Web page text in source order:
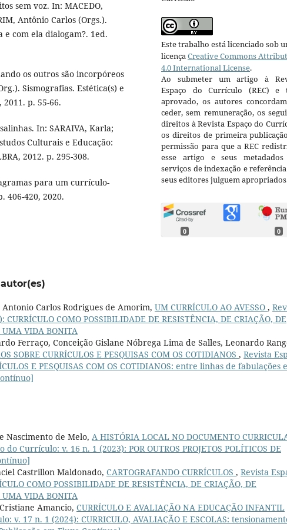
sem voz. In: MACEDO,
Antônio Carlos (Orgs.).
e com ela dialogam?. 1ed.
os outros são incorpóreos
Sismografias. Estética(s) e
p. 55-66.
In: SARAIVA, Karla;
Culturais e Educação:
2012. p. 295-308.
para um currículo-
406-420, 2020.
Este trabalho está licenciado sob
licençaCreative Commons
4.0 International License.
Ao submeter um artigo à
Espaço do Currículo (REC) e
aprovado, os autores
ceder, sem remuneração, os
direitos à Revista Espaço do
os direitos de primeira
permissão para que a REC
esse artigo e seus metadados
serviços de indexação e
seus editores julguem
0 0
Carlos Rodrigues de Amorim, UM CURRÍCULO AO AVESSO ,
COMO POSSIBILIDADE DE RESISTÊNCIA, DE CRIAÇÃO, DE
UMA VIDA BONITA
Ferraço, Conceição Gislane Nóbrega Lima de Salles, Leonardo
SOBRE CURRÍCULOS E PESQUISAS COM OS COTIDIANOS , Revista
E PESQUISAS COM OS COTIDIANOS: entre linhas de fabulações e
Nascimento de Melo, A HISTÓRIA LOCAL NO DOCUMENTO
do Currículo: v. 16 n. 1 (2023): POR OUTROS PROJETOS POLÍTICOS DE
Castrillon Maldonado, CARTOGRAFANDO CURRÍCULOS , Revista
COMO POSSIBILIDADE DE RESISTÊNCIA, DE CRIAÇÃO, DE
UMA VIDA BONITA
Amancio, CURRÍCULO E AVALIAÇÃO NA EDUCAÇÃO INFANTIL
v. 17 n. 1 (2024): CURRICULO, AVALIAÇÃO E ESCOLAS: